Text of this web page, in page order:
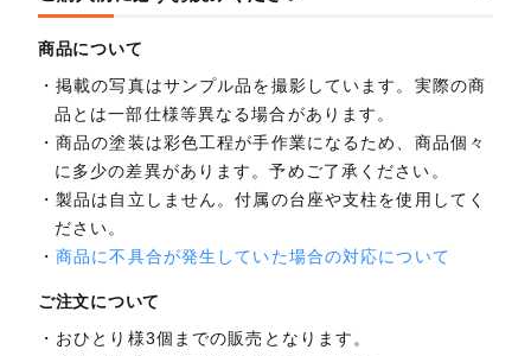
商品について
掲載の写真はサンプル品を撮影しています。実際の商
品とは一部仕様等異なる場合があります。
商品の塗装は彩色工程が手作業になるため、商品個々
に多少の差異があります。予めご了承ください。
製品は自立しません。付属の台座や支柱を使用してく
ださい。
商品に不具合が発生していた場合の対応について
ご注文について
おひとり様3個までの販売となります。